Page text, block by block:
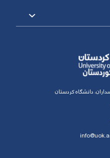
دانشگاه کردستان